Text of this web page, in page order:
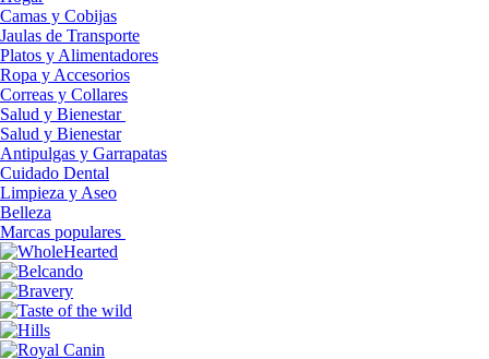
Camas y Cobijas
Jaulas de Transporte
Platos y Alimentadores
Ropa y Accesorios
Correas y Collares
Salud y Bienestar
Salud y Bienestar
Antipulgas y Garrapatas
Cuidado Dental
Limpieza y Aseo
Belleza
Marcas populares